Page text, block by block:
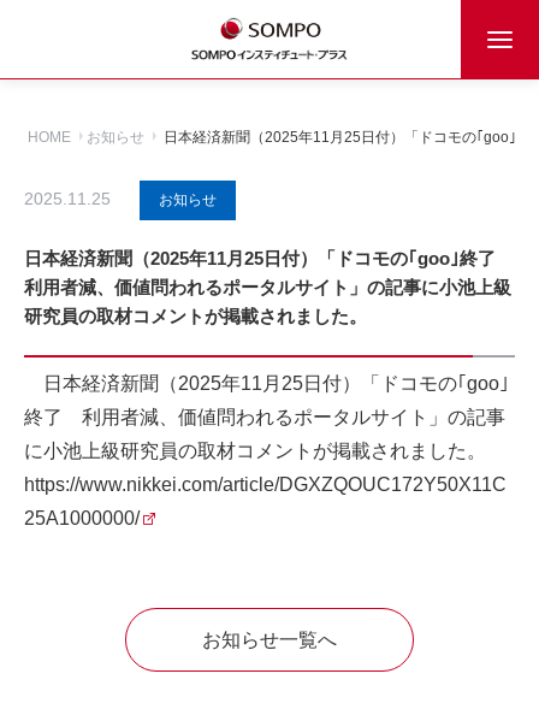
HOME お知らせ 日本経済新聞（2025年11月25日付）「ドコモの｢goo｣
2025.11.25 お知らせ
日本経済新聞（2025年11月25日付）「ドコモの｢goo｣終了
利用者減、価値問われるポータルサイト」の記事に小池上級
研究員の取材コメントが掲載されました。
日本経済新聞（2025年11月25日付）「ドコモの｢goo｣
終了 利用者減、価値問われるポータルサイト」の記事
に小池上級研究員の取材コメントが掲載されました。
https://www.nikkei.com/article/DGXZQOUC172Y50X11C
25A1000000/
お知らせ一覧へ